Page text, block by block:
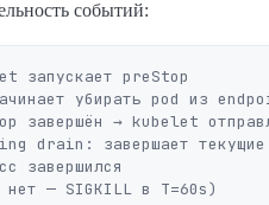
событий:
запускает preStop
убирать pod из
завершён → kubelet
drain: завершает текущие
завершился